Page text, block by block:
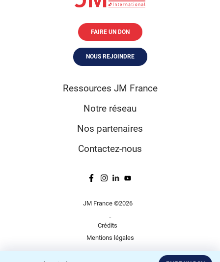
FAIRE UN DON
NOUS REJOINDRE
Ressources JM France
Notre réseau
Nos partenaires
Contactez-nous
JM France ©2026
-
Crédits
Mentions légales